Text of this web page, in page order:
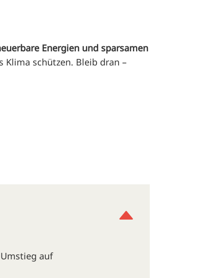
Energien und sparsamen
Klima schützen. Bleib dran –
auf